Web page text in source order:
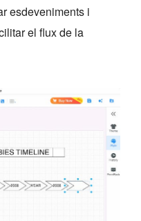
esdeveniments i
el flux de la